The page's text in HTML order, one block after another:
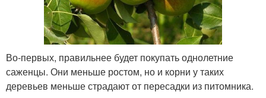
Во-первых, правильнее будет покупать однолетние
саженцы. Они меньше ростом, но и корни у таких
деревьев меньше страдают от пересадки из питомника.